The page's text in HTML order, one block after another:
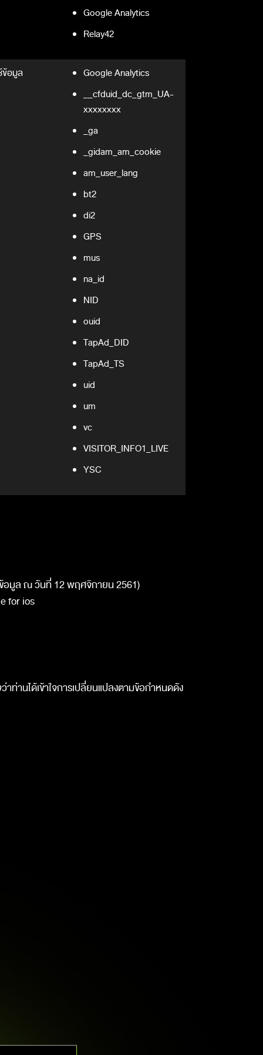
Google Analytics
Relay42
ข้อมูล
Google Analytics
__cfduid_dc_gtm_UA-
xxxxxxxx
_ga
_gidam_am_cookie
am_user_lang
bt2
di2
GPS
mus
na_id
NID
ouid
TapAd_DID
TapAd_TS
uid
um
vc
VISITOR_INFO1_LIVE
YSC
(ข้อมูล ณ วันที่ 12 พฤศจิกายน 2561)
for ios
ท่านได้เข้าใจการเปลี่ยนแปลงตามข้อกำหนดดัง